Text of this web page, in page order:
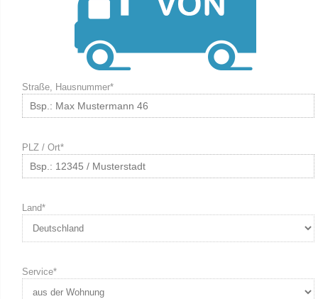
Straße, Hausnummer*
PLZ / Ort*
Land*
Service*